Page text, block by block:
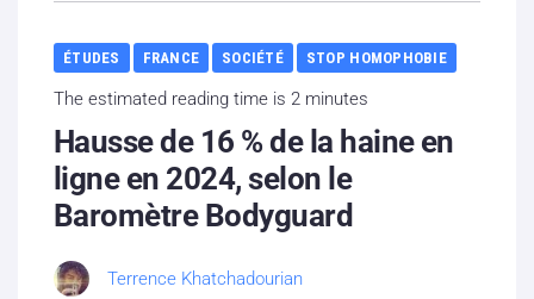
Nous soutenir
Boutique
Partenaires
Contacts
Hébergement solidaire
ÉTUDES FRANCE SOCIÉTÉ STOP HOMOPHOBIE
The estimated reading time is 2 minutes
Hausse de 16 % de la haine en
ligne en 2024, selon le
Baromètre Bodyguard
Terrence Khatchadourian